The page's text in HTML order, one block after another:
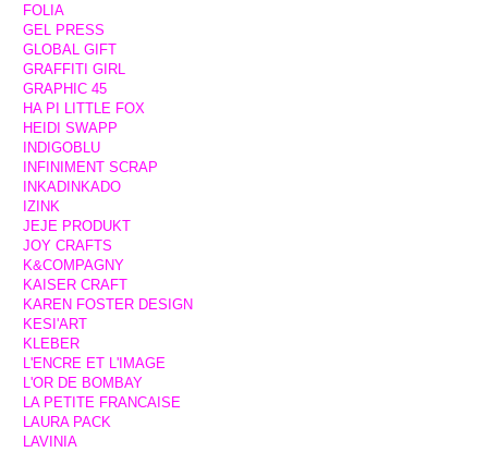
FOLIA
GEL PRESS
GLOBAL GIFT
GRAFFITI GIRL
GRAPHIC 45
HA PI LITTLE FOX
HEIDI SWAPP
INDIGOBLU
INFINIMENT SCRAP
INKADINKADO
IZINK
JEJE PRODUKT
JOY CRAFTS
K&COMPAGNY
KAISER CRAFT
KAREN FOSTER DESIGN
KESI'ART
KLEBER
L'ENCRE ET L'IMAGE
L'OR DE BOMBAY
LA PETITE FRANCAISE
LAURA PACK
LAVINIA